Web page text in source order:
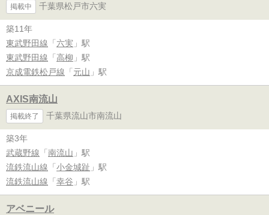
掲載中 千葉県松戸市六実
築11年
東武野田線 「 六実 」駅
東武野田線 「 高柳 」駅
京成電鉄松戸線 「 元山 」駅
AXIS南流山
掲載終了 千葉県流山市南流山
築3年
武蔵野線 「 南流山 」駅
流鉄流山線 「 小金城趾 」駅
流鉄流山線 「 幸谷 」駅
アベニール